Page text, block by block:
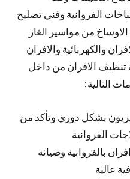
الفروانية وفني تصليح
من مواسير الغاز
والكهربائية والافران
تنظيف الافران من داخل
التالية:
بشكل دوري وتأكد من
الفروانية
بالفروانية وصيانة
عالية